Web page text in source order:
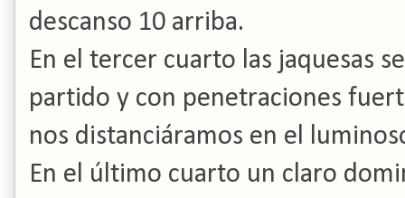
descanso 10 arriba.
En el tercer cuarto las jaquesas
partido y con penetraciones
nos distanciáramos en el
En el último cuarto un claro